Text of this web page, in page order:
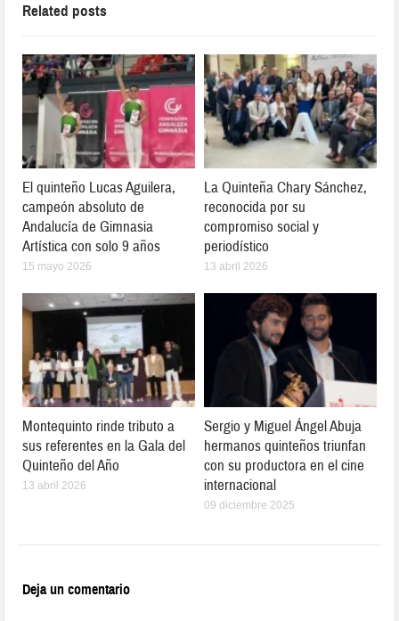
Related posts
El quinteño Lucas Aguilera,
campeón absoluto de
Andalucía de Gimnasia
Artística con solo 9 años
15 mayo 2026
La Quinteña Chary Sánchez,
reconocida por su
compromiso social y
periodístico
13 abril 2026
Montequinto rinde tributo a
sus referentes en la Gala del
Quinteño del Año
13 abril 2026
Sergio y Miguel Ángel Abuja
hermanos quinteños triunfan
con su productora en el cine
internacional
09 diciembre 2025
Deja un comentario